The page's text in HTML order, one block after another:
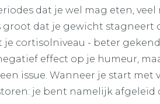
dat je wel mag eten,
groot dat je gewicht
cortisolniveau - beter
effect op je humeur,
issue. Wanneer je start
je bent namelijk